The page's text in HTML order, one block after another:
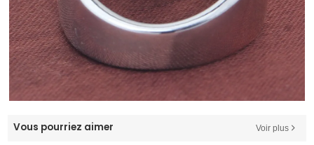
Vous pourriez aimer Voir plus